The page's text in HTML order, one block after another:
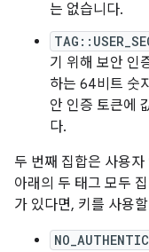
는 없습니다.
기 위해 보안 인
하는 64비트 숫
안 인증 토큰에
다.
두 번째 집합은 사용
아래의 두 태그 모두
가 있다면, 키를 사용